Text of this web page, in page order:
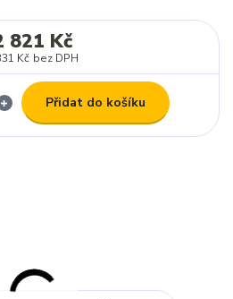
821 Kč
Kč bez DPH
Přidat do košíku